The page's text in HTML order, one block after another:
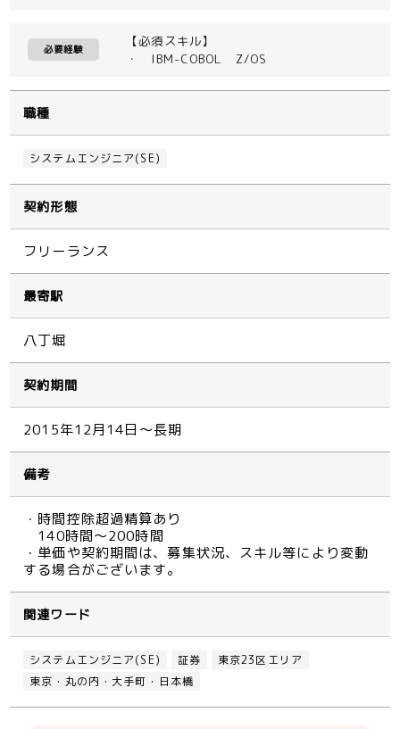
必要経験
【必須スキル】
・ IBM-COBOL Z/OS
職種
システムエンジニア(SE)
契約形態
フリーランス
最寄駅
八丁堀
契約期間
2015年12月14日～長期
備考
・時間控除超過精算あり
140時間～200時間
・単価や契約期間は、募集状況、スキル等により変動
する場合がございます。
関連ワード
システムエンジニア(SE) 証券
東京23区エリア
東京・丸の内・大手町・日本橋